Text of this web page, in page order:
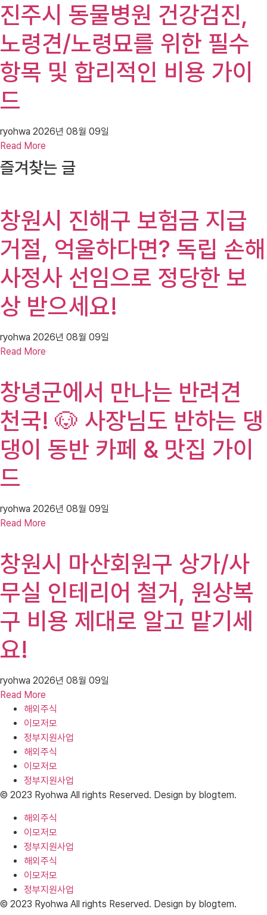
진주시 동물병원 건강검진,
노령견/노령묘를 위한 필수
항목 및 합리적인 비용 가이
드
ryohwa 2026년 08월 09일
Read More
즐겨찾는 글
창원시 진해구 보험금 지급
거절, 억울하다면? 독립 손해
사정사 선임으로 정당한 보
상 받으세요!
ryohwa 2026년 08월 09일
Read More
창녕군에서 만나는 반려견
천국! 🐶 사장님도 반하는 댕
댕이 동반 카페 & 맛집 가이
드
ryohwa 2026년 08월 09일
Read More
창원시 마산회원구 상가/사
무실 인테리어 철거, 원상복
구 비용 제대로 알고 맡기세
요!
ryohwa 2026년 08월 09일
Read More
해외주식
이모저모
정부지원사업
해외주식
이모저모
정부지원사업
© 2023 Ryohwa All rights Reserved. Design by blogtem.
해외주식
이모저모
정부지원사업
해외주식
이모저모
정부지원사업
© 2023 Ryohwa All rights Reserved. Design by blogtem.